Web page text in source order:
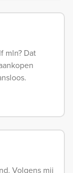
mln? Dat
Volgens mij